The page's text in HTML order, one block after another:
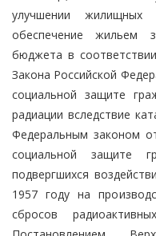
улучшении
обеспечение жильем
бюджета в
Закона Российской
социальной защите
радиации вследствие
Федеральным законом
социальной защите
подвергшихся
1957 году на
сбросов